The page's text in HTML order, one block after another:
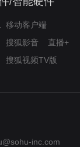
移动客户端
搜狐影音
直播+
搜狐视频TV版
inc.com